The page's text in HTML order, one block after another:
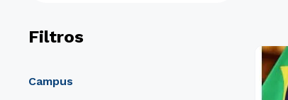
Filtros
campus